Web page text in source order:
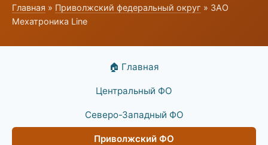
Главная » Приволжский федеральный округ » ЗАО
Мехатроника Line
🏠 Главная
Центральный ФО
Северо-Западный ФО
Приволжский ФО